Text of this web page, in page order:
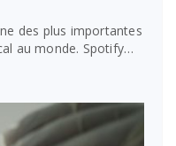
des plus importantes
au monde. Spotify…